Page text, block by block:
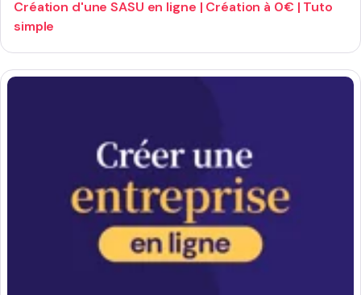
Création d'une SASU en ligne | Création à 0€ | Tuto
simple